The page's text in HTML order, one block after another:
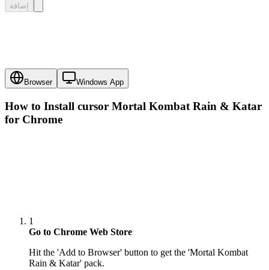
إضافة
Browser Windows App
How to Install cursor Mortal Kombat Rain & Katar
for Chrome
1
Go to Chrome Web Store
Hit the 'Add to Browser' button to get the 'Mortal Kombat
Rain & Katar' pack.